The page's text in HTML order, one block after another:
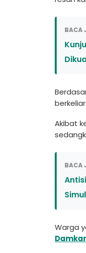
BACA
Akibat
BACA
Warga
Damkar